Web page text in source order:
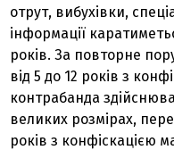
отрут, вибухівки,
інформації
років. За повторне
від 5 до 12 років з
контрабанда
великих розмірах,
років з конфіскацією